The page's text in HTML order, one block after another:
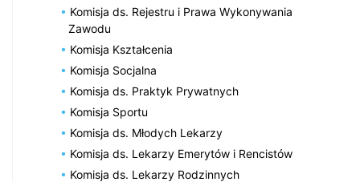
Komisja ds. Rejestru i Prawa Wykonywania
Zawodu
Komisja Kształcenia
Komisja Socjalna
Komisja ds. Praktyk Prywatnych
Komisja Sportu
Komisja ds. Młodych Lekarzy
Komisja ds. Lekarzy Emerytów i Rencistów
Komisja ds. Lekarzy Rodzinnych